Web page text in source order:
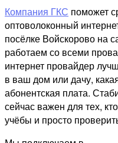
Компания ГКС поможет
оптоволоконный
посёлке Войскорово на
работаем со всеми
интернет провайдер
в ваш дом или дачу,
абонентская плата.
сейчас важен для тех,
учёбы и просто